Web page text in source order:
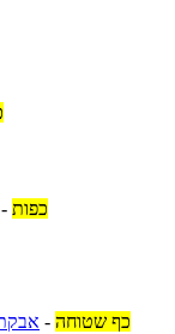
כפות -
- כף שטוחה